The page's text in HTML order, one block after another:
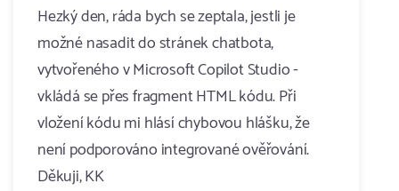
Hezký den, ráda bych se zeptala, jestli je
možné nasadit do stránek chatbota,
vytvořeného v Microsoft Copilot Studio -
vkládá se přes fragment HTML kódu. Při
vložení kódu mi hlásí chybovou hlášku, že
není podporováno integrované ověřování.
Děkuji, KK